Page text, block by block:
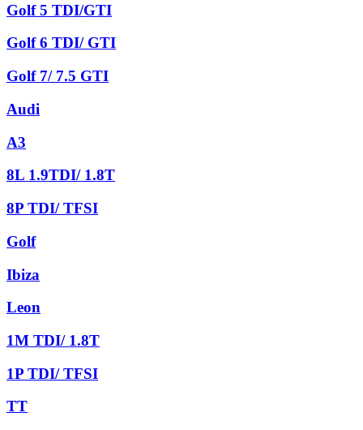
Golf 5 TDI/GTI
Golf 6 TDI/ GTI
Golf 7/ 7.5 GTI
Audi
A3
8L 1.9TDI/ 1.8T
8P TDI/ TFSI
Golf
Ibiza
Leon
1M TDI/ 1.8T
1P TDI/ TFSI
TT